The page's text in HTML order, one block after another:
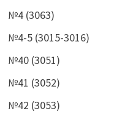
№4 (3063)
№4-5 (3015-3016)
№40 (3051)
№41 (3052)
№42 (3053)